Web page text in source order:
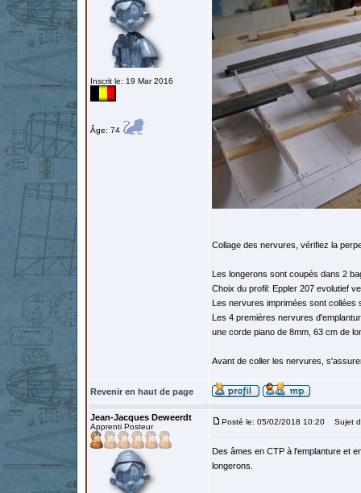
Inscrit le: 19 Mar 2016
Âge: 74
Collage des nervures, vérifiez la
Les longerons sont coupés dans 2
Choix du profil: Eppler 207 evolutief
Les nervures imprimées sont collées
Les 4 premières nervures
une corde piano de 8mm, 63 cm de
Avant de coller les nervures,
Revenir en haut de page
Jean-Jacques Deweerdt
Apprenti Posteur
Posté le: 05/02/2018 10:20 Sujet
Des âmes en CTP à l'emplanture et
longerons.